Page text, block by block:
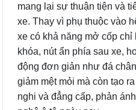
mang lại sự thuận tiện và
xe. Thay vì phụ thuộc vào
xe có khả năng mở cốp chỉ
khóa, nút ẩn phía sau xe,
động đơn giản như đá
giảm mệt mỏi mà còn tạo
nghi và đẳng cấp, phản